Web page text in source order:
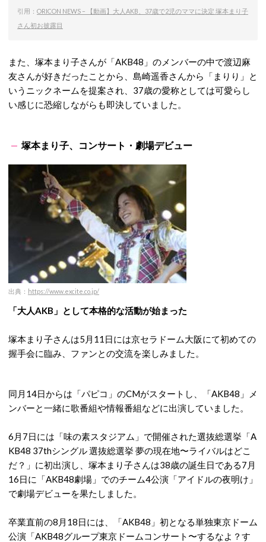
引用： ORICON NEWS – 【動画】大人AKB、37歳で2児のママに決定 塚本まり子
さん初お披露目
また、塚本まり子さんが「AKB48」のメンバーの中で渡辺麻
友さんが好きだったことから、島崎遥香さんから「まりり」と
いうニックネームを提案され、37歳の愛称としては可愛らし
い感じに恐縮しながらも即決していました。
塚本まり子、コンサート・劇場デビュー
出典： https://www.excite.co.jp/
「大人AKB」として本格的な活動が始まった
塚本まり子さんは5月11日には京セラドーム大阪にて初めての
握手会に臨み、ファンとの交流を楽しみました。
同月14日からは「パピコ」のCMがスタートし、「AKB48」メ
ンバーと一緒に歌番組や情報番組などに出演していました。
6月7日には「味の素スタジアム」で開催された選抜総選挙「A
KB48 37thシングル 選抜総選挙 夢の現在地〜ライバルはどこ
だ？」に初出演し、塚本まり子さんは38歳の誕生日である7月
16日に「AKB48劇場」でのチーム4公演「アイドルの夜明け」
で劇場デビューを果たしました。
卒業直前の8月18日には、「AKB48」初となる単独東京ドーム
公演「AKB48グループ東京ドームコンサート〜するなよ？す